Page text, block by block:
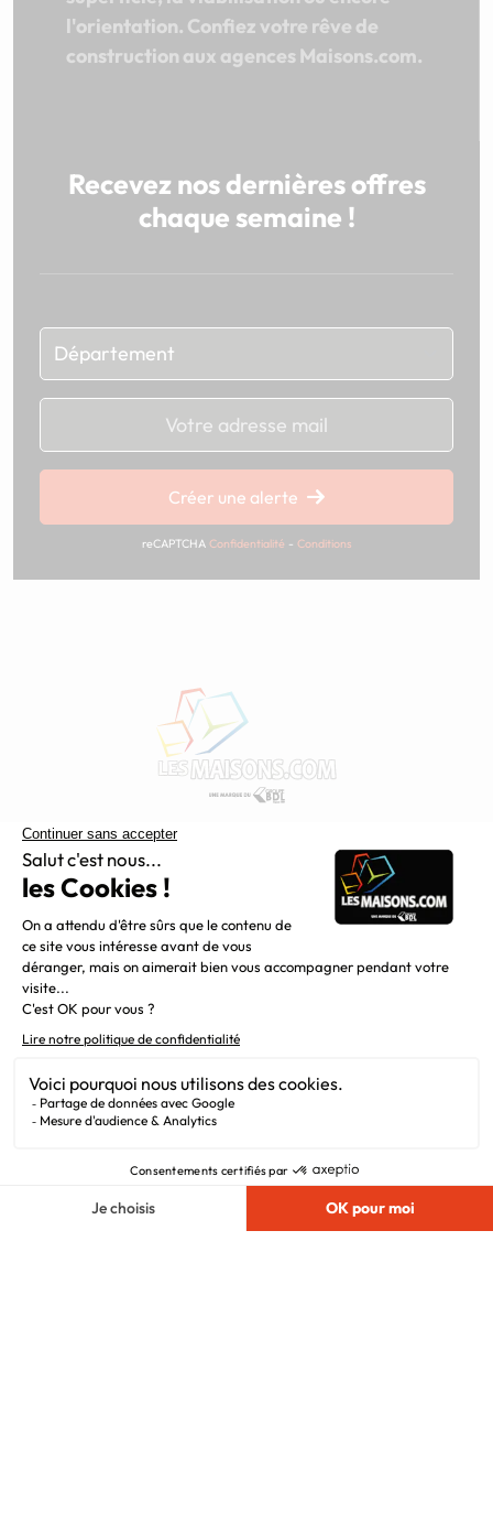
l'orientation. Confiez votre rêve de
construction aux agences Maisons.com.
Recevez nos dernières offres
chaque semaine !
Chargement...
Créer une alerte
reCAPTCHA Confidentialité - Conditions
Constructeur de maisons individuelles, Maisons.com est une
filiale du Groupe BDL, leader de la construction dans le
grand nord de la France.
Liens utiles
Newsletter
Mentions légales
Plan du site